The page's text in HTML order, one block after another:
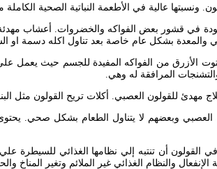
ونسبتها عالية في الأطعمة النباتية الصحية
الموجودة في قشور بعض الفواكه والخضروات.
بشكل عام خاصة بعد تناول اكله دسمة او
الأزرق من الفواكه المفيدة للجسم حيث
مهدئ للقولون العصبي. أكلات تريح القولون مثل
وبعضهم لا يتناول الطعام بشكل صحي. يحتوى
والنظام الغذائي غير الملائم وتغير المناخ